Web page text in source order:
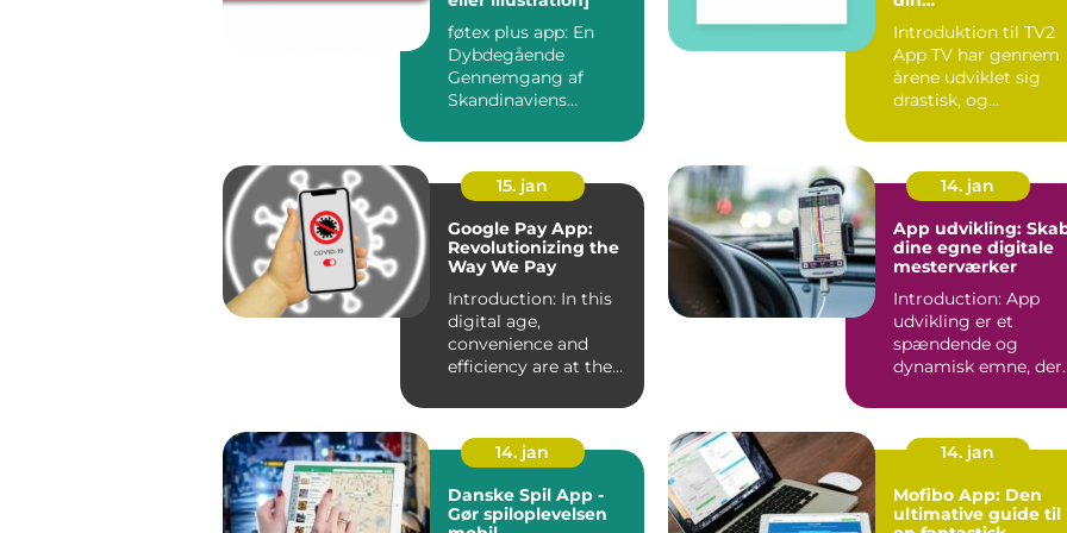
føtex plus app: En
Dybdegående
Gennemgang af
Skandinaviens
App Introduktion:
Ma...
Introduktion til TV2
App TV har gennem
årene udviklet sig
drastisk, og
er i ...
15. jan
Google Pay App:
Revolutionizing the
Way We Pay
Introduction: In this
digital age,
convenience and
efficiency are at the
aspect o...
14. jan
App udvikling:
dine egne digitale
mesterværker
Introduction: App
udvikling er et
spændende og
dynamisk emne, der
professionelle udv...
14. jan
Danske Spil App -
Gør spiloplevelsen
14. jan
Mofibo App: Den
ultimative guide til